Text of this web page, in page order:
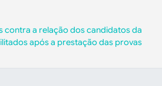
contra a relação dos candidatos da
após a prestação das provas